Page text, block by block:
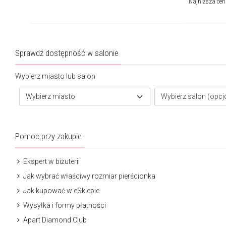
Sprawdź dostępność w salonie
Wybierz miasto lub salon
Wybierz miasto Wybierz salon
Pomoc przy zakupie
Ekspert w biżuterii
Jak wybrać właściwy rozmiar pierścionka
Jak kupować w eSklepie
Wysyłka i formy płatności
Apart Diamond Club